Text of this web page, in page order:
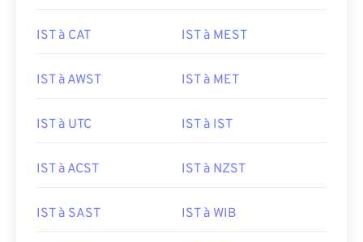
IST à CAT IST à MEST
IST à AWST IST à MET
IST à UTC IST à IST
IST à ACST IST à NZST
IST à SAST IST à WIB